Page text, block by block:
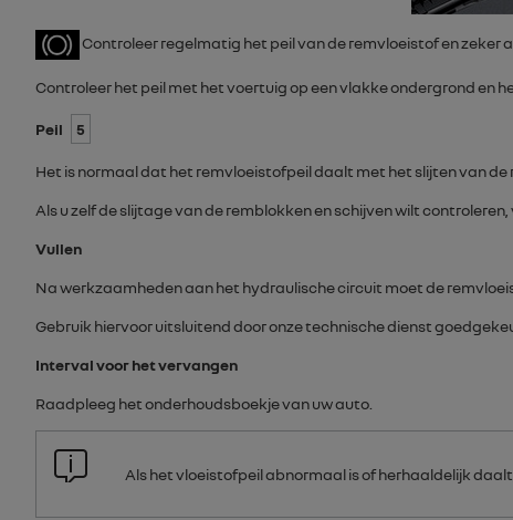
Controleer regelmatig het peil van de remvloeistof en zeker
Controleer het peil met het voertuig op een vlakke ondergrond en
Peil 5
Het is normaal dat het remvloeistofpeil daalt met het slijten van
Als u zelf de slijtage van de remblokken en schijven wilt
Vullen
Na werkzaamheden aan het hydraulische circuit moet de
Gebruik hiervoor uitsluitend door onze technische dienst
Interval voor het vervangen
Raadpleeg het onderhoudsboekje van uw auto.
Als het vloeistofpeil abnormaal is of herhaaldelijk